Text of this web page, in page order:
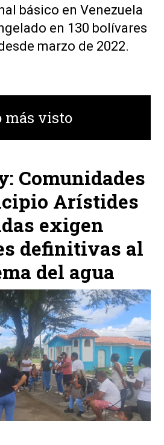
básico en Venezuela
en 130 bolívares
marzo de 2022.
más visto
Comunidades
Arístides
exigen
definitivas al
del agua